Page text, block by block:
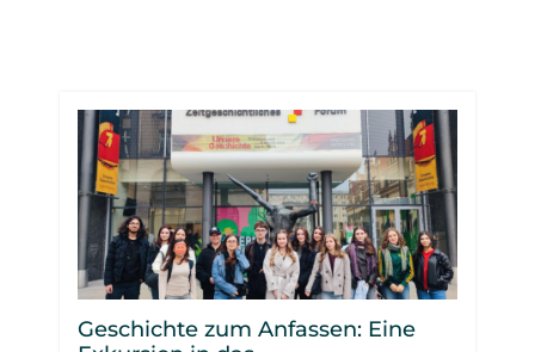
Geschichte zum Anfassen: Eine